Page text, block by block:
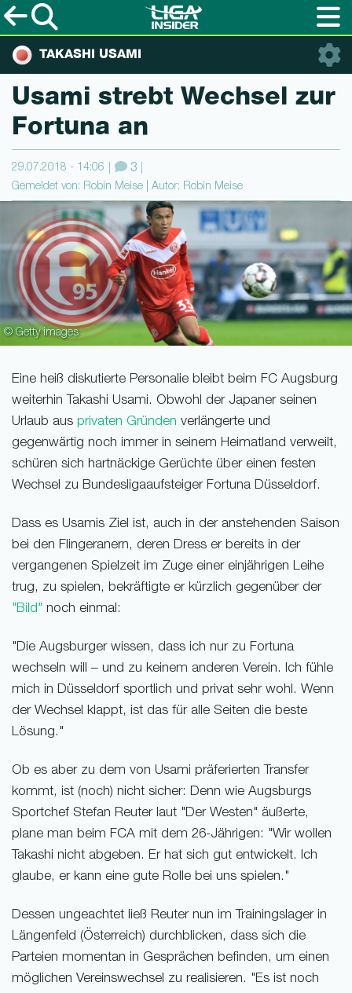
TAKASHI USAMI
Usami strebt Wechsel zur
Fortuna an
29.07.2018 - 14:06 3
Gemeldet von: Robin Meise | Autor: Robin Meise
© Getty images
Eine heiß diskutierte Personalie bleibt beim FC Augsburg
weiterhin Takashi Usami. Obwohl der Japaner seinen
Urlaub aus privaten Gründen verlängerte und
gegenwärtig noch immer in seinem Heimatland verweilt,
schüren sich hartnäckige Gerüchte über einen festen
Wechsel zu Bundesligaaufsteiger Fortuna Düsseldorf.
Dass es Usamis Ziel ist, auch in der anstehenden Saison
bei den Flingeranern, deren Dress er bereits in der
vergangenen Spielzeit im Zuge einer einjährigen Leihe
trug, zu spielen, bekräftigte er kürzlich gegenüber der
"Bild" noch einmal:
"Die Augsburger wissen, dass ich nur zu Fortuna
wechseln will – und zu keinem anderen Verein. Ich fühle
mich in Düsseldorf sportlich und privat sehr wohl. Wenn
der Wechsel klappt, ist das für alle Seiten die beste
Lösung."
Ob es aber zu dem von Usami präferierten Transfer
kommt, ist (noch) nicht sicher: Denn wie Augsburgs
Sportchef Stefan Reuter laut "Der Westen" äußerte,
plane man beim FCA mit dem 26-Jährigen: "Wir wollen
Takashi nicht abgeben. Er hat sich gut entwickelt. Ich
glaube, er kann eine gute Rolle bei uns spielen."
Dessen ungeachtet ließ Reuter nun im Trainingslager in
Längenfeld (Österreich) durchblicken, dass sich die
Parteien momentan in Gesprächen befinden, um einen
möglichen Vereinswechsel zu realisieren. "Es ist noch